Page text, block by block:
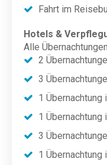
Fahrt im
Hotels &
Alle
2
3
1 Übernachtung
1 Übernachtung
3
1 Übernachtung